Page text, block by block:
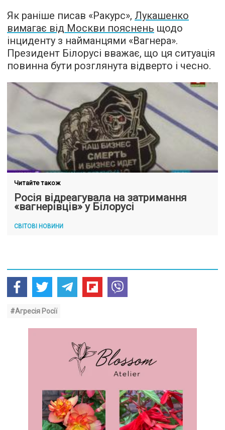
Як раніше писав «Ракурс», Лукашенко
вимагає від Москви пояснень щодо
інциденту з найманцями «Вагнера».
Президент Білорусі вважає, що ця ситуація
повинна бути розглянута відверто і чесно.
Читайте також
Росія відреагувала на затримання
«вагнерівців» у Білорусі
СВІТОВІ НОВИНИ
#Агресія Росії